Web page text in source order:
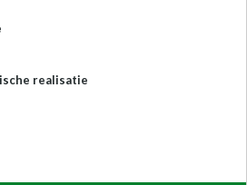
realisatie